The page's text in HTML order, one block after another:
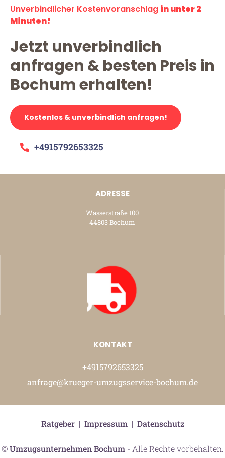
Unverbindlicher Kostenvoranschlag in unter 2
Minuten!
Jetzt unverbindlich
anfragen & besten Preis in
Bochum erhalten!
Kostenlos & unverbindlich anfragen!
+4915792653325
ADRESSE
Wasserstraße 100
44803 Bochum
KONTAKT
+4915792653325
anfrage@krueger-umzugsservice-bochum.de
©Umzugsunternehmen Bochum- Alle Rechte vorbehalten.
Ratgeber| Impressum| Datenschutz